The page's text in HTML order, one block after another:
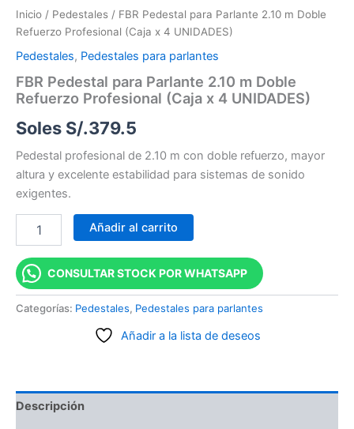
Inicio / Pedestales / FBR Pedestal para Parlante 2.10 m Doble
Refuerzo Profesional (Caja x 4 UNIDADES)
Pedestales, Pedestales para parlantes
FBR Pedestal para Parlante 2.10 m Doble
Refuerzo Profesional (Caja x 4 UNIDADES)
Soles S/.379.5
Pedestal profesional de 2.10 m con doble refuerzo, mayor
altura y excelente estabilidad para sistemas de sonido
exigentes.
Añadir al carrito
CONSULTAR STOCK POR WHATSAPP
Categorías: Pedestales, Pedestales para parlantes
Añadir a la lista de deseos
Descripción